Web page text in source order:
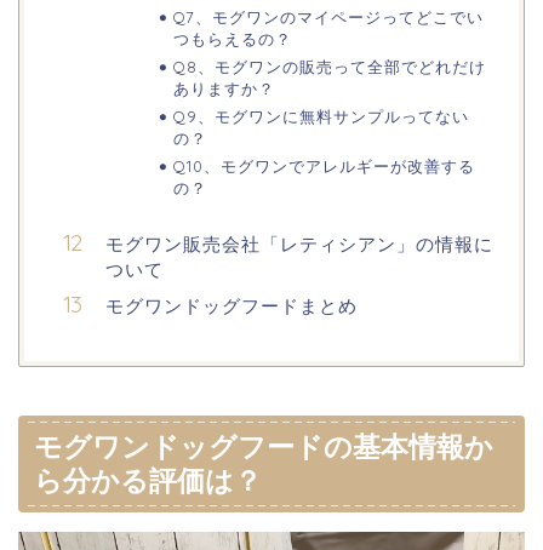
Q7、モグワンのマイページってどこでい
つもらえるの？
Q8、モグワンの販売って全部でどれだけ
ありますか？
Q9、モグワンに無料サンプルってない
の？
Q10、モグワンでアレルギーが改善する
の？
モグワン販売会社「レティシアン」の情報に
ついて
モグワンドッグフードまとめ
モグワンドッグフードの基本情報か
ら分かる評価は？